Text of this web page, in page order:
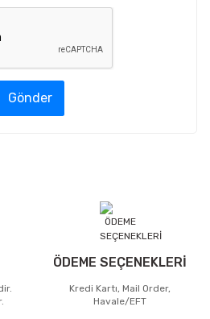
Gönder
ÖDEME SEÇENEKLERİ
Kredi Kartı, Mail Order,
Havale/EFT